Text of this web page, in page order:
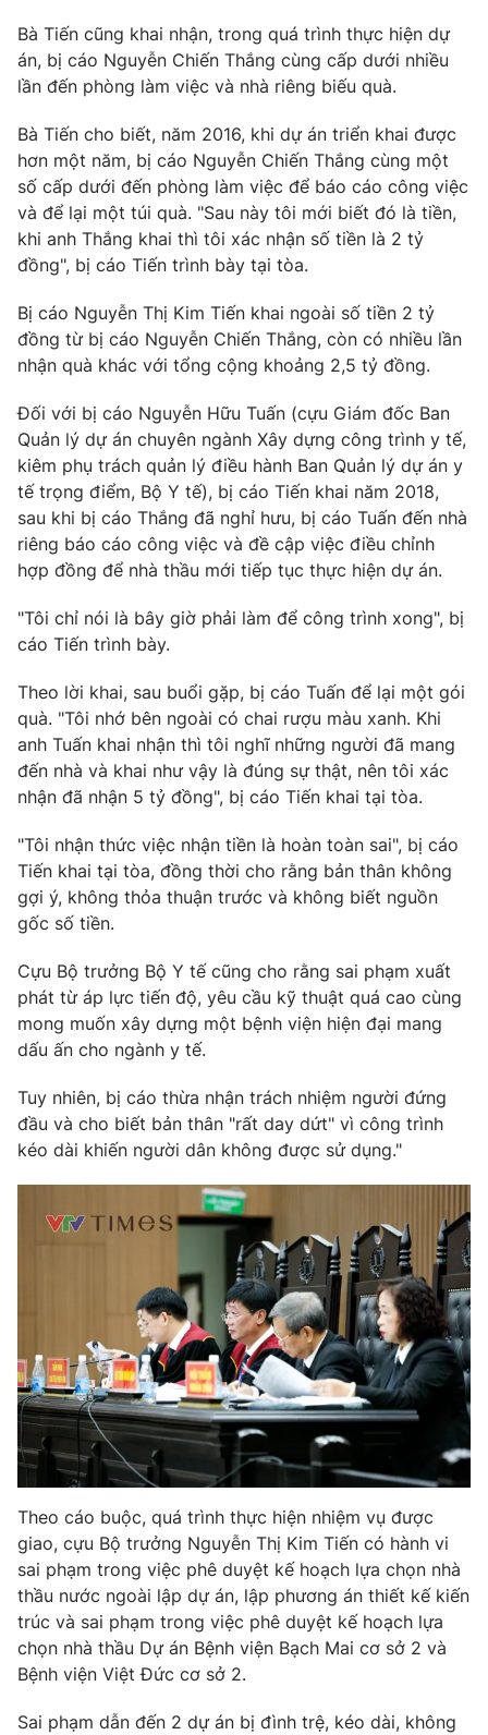
Bà Tiến cũng khai nhận, trong quá trình thực hiện dự
án, bị cáo Nguyễn Chiến Thắng cùng cấp dưới nhiều
lần đến phòng làm việc và nhà riêng biếu quà.
Bà Tiến cho biết, năm 2016, khi dự án triển khai được
hơn một năm, bị cáo Nguyễn Chiến Thắng cùng một
số cấp dưới đến phòng làm việc để báo cáo công việc
và để lại một túi quà. "Sau này tôi mới biết đó là tiền,
khi anh Thắng khai thì tôi xác nhận số tiền là 2 tỷ
đồng", bị cáo Tiến trình bày tại tòa.
Bị cáo Nguyễn Thị Kim Tiến khai ngoài số tiền 2 tỷ
đồng từ bị cáo Nguyễn Chiến Thắng, còn có nhiều lần
nhận quà khác với tổng cộng khoảng 2,5 tỷ đồng.
Đối với bị cáo Nguyễn Hữu Tuấn (cựu Giám đốc Ban
Quản lý dự án chuyên ngành Xây dựng công trình y tế,
kiêm phụ trách quản lý điều hành Ban Quản lý dự án y
tế trọng điểm, Bộ Y tế), bị cáo Tiến khai năm 2018,
sau khi bị cáo Thắng đã nghỉ hưu, bị cáo Tuấn đến nhà
riêng báo cáo công việc và đề cập việc điều chỉnh
hợp đồng để nhà thầu mới tiếp tục thực hiện dự án.
"Tôi chỉ nói là bây giờ phải làm để công trình xong", bị
cáo Tiến trình bày.
Theo lời khai, sau buổi gặp, bị cáo Tuấn để lại một gói
quà. "Tôi nhớ bên ngoài có chai rượu màu xanh. Khi
anh Tuấn khai nhận thì tôi nghĩ những người đã mang
đến nhà và khai như vậy là đúng sự thật, nên tôi xác
nhận đã nhận 5 tỷ đồng", bị cáo Tiến khai tại tòa.
"Tôi nhận thức việc nhận tiền là hoàn toàn sai", bị cáo
Tiến khai tại tòa, đồng thời cho rằng bản thân không
gợi ý, không thỏa thuận trước và không biết nguồn
gốc số tiền.
Cựu Bộ trưởng Bộ Y tế cũng cho rằng sai phạm xuất
phát từ áp lực tiến độ, yêu cầu kỹ thuật quá cao cùng
mong muốn xây dựng một bệnh viện hiện đại mang
dấu ấn cho ngành y tế.
Tuy nhiên, bị cáo thừa nhận trách nhiệm người đứng
đầu và cho biết bản thân "rất day dứt" vì công trình
kéo dài khiến người dân không được sử dụng."
Theo cáo buộc, quá trình thực hiện nhiệm vụ được
giao, cựu Bộ trưởng Nguyễn Thị Kim Tiến có hành vi
sai phạm trong việc phê duyệt kế hoạch lựa chọn nhà
thầu nước ngoài lập dự án, lập phương án thiết kế kiến
trúc và sai phạm trong việc phê duyệt kế hoạch lựa
chọn nhà thầu Dự án Bệnh viện Bạch Mai cơ sở 2 và
Bệnh viện Việt Đức cơ sở 2.
Sai phạm dẫn đến 2 dự án bị đình trệ, kéo dài, không